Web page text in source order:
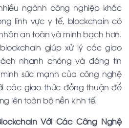
ngành công nghiệp khác
lĩnh vực y tế, blockchain có
an toàn và minh bạch hơn.
giúp xử lý các giao
nhanh chóng và đáng tin
sức mạnh của công nghệ
các giao thức đồng thuận để
lên toàn bộ nền kinh tế.
Với Các Công Nghệ